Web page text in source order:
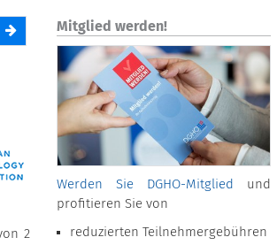
2
Mitglied werden!
Werden Sie DGHO-Mitglied
und
profitieren Sie von
reduzierten Teilnehmergebühren